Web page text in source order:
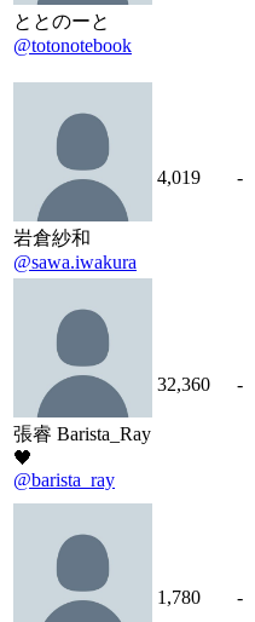
ととのーと
@totonotebook
岩倉紗和
@sawa.iwakura
4,019 -
張睿 Barista_Ray
🖤
@barista_ray
32,360 -
1,780 -